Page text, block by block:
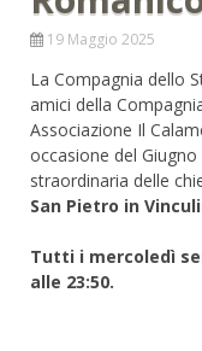
19 Maggio 2025
La Compagnia dello
amici della
Associazione Il
occasione del
straordinaria delle
San Pietro in
Tutti i mercoledì
alle 23:50.